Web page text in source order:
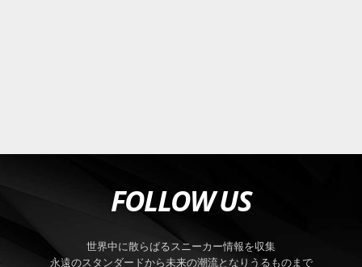
FOLLOW US
世界中に散らばるスニーカー情報を収集
永遠のスタンダードから未来の潮流となりうるものまで